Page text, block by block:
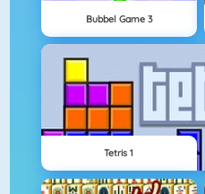
Bubbel Game 3
Tetris 1